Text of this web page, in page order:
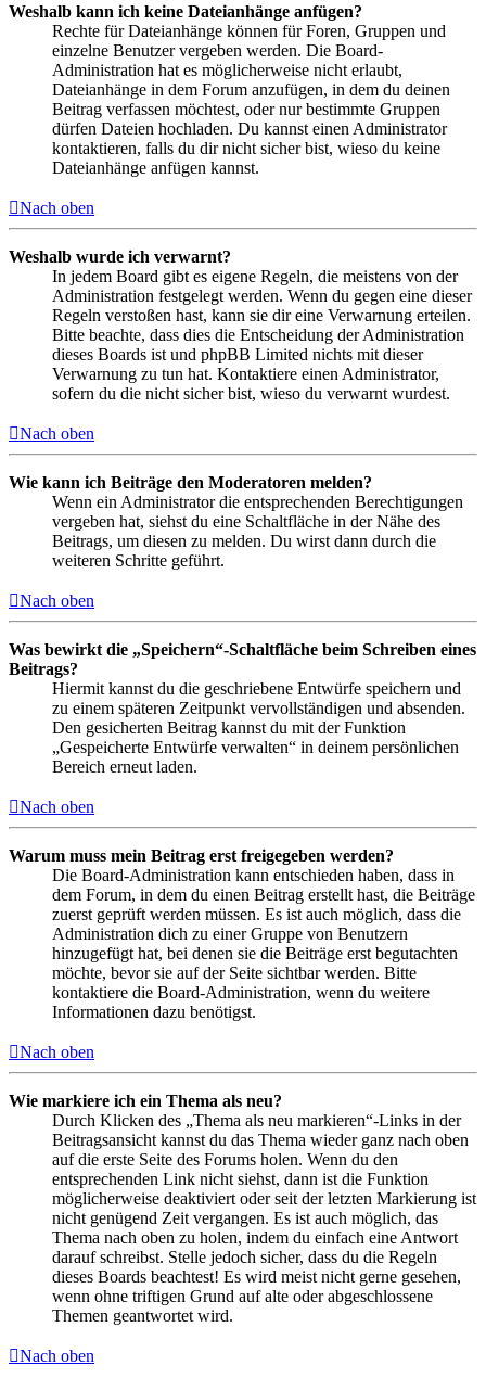
Weshalb kann ich keine Dateianhänge anfügen?
Rechte für Dateianhänge können für Foren, Gruppen und
einzelne Benutzer vergeben werden. Die Board-
Administration hat es möglicherweise nicht erlaubt,
Dateianhänge in dem Forum anzufügen, in dem du deinen
Beitrag verfassen möchtest, oder nur bestimmte Gruppen
dürfen Dateien hochladen. Du kannst einen Administrator
kontaktieren, falls du dir nicht sicher bist, wieso du keine
Dateianhänge anfügen kannst.
Nach oben
Weshalb wurde ich verwarnt?
In jedem Board gibt es eigene Regeln, die meistens von der
Administration festgelegt werden. Wenn du gegen eine dieser
Regeln verstoßen hast, kann sie dir eine Verwarnung erteilen.
Bitte beachte, dass dies die Entscheidung der Administration
dieses Boards ist und phpBB Limited nichts mit dieser
Verwarnung zu tun hat. Kontaktiere einen Administrator,
sofern du die nicht sicher bist, wieso du verwarnt wurdest.
Nach oben
Wie kann ich Beiträge den Moderatoren melden?
Wenn ein Administrator die entsprechenden Berechtigungen
vergeben hat, siehst du eine Schaltfläche in der Nähe des
Beitrags, um diesen zu melden. Du wirst dann durch die
weiteren Schritte geführt.
Nach oben
Was bewirkt die „Speichern“-Schaltfläche beim Schreiben eines
Beitrags?
Hiermit kannst du die geschriebene Entwürfe speichern und
zu einem späteren Zeitpunkt vervollständigen und absenden.
Den gesicherten Beitrag kannst du mit der Funktion
„Gespeicherte Entwürfe verwalten“ in deinem persönlichen
Bereich erneut laden.
Nach oben
Warum muss mein Beitrag erst freigegeben werden?
Die Board-Administration kann entschieden haben, dass in
dem Forum, in dem du einen Beitrag erstellt hast, die Beiträge
zuerst geprüft werden müssen. Es ist auch möglich, dass die
Administration dich zu einer Gruppe von Benutzern
hinzugefügt hat, bei denen sie die Beiträge erst begutachten
möchte, bevor sie auf der Seite sichtbar werden. Bitte
kontaktiere die Board-Administration, wenn du weitere
Informationen dazu benötigst.
Nach oben
Wie markiere ich ein Thema als neu?
Durch Klicken des „Thema als neu markieren“-Links in der
Beitragsansicht kannst du das Thema wieder ganz nach oben
auf die erste Seite des Forums holen. Wenn du den
entsprechenden Link nicht siehst, dann ist die Funktion
möglicherweise deaktiviert oder seit der letzten Markierung ist
nicht genügend Zeit vergangen. Es ist auch möglich, das
Thema nach oben zu holen, indem du einfach eine Antwort
darauf schreibst. Stelle jedoch sicher, dass du die Regeln
dieses Boards beachtest! Es wird meist nicht gerne gesehen,
wenn ohne triftigen Grund auf alte oder abgeschlossene
Themen geantwortet wird.
Nach oben